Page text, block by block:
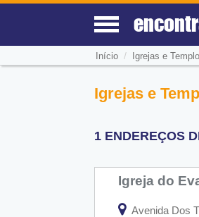
Início / Igrejas e
Igrejas e
1 ENDEREÇOS
Igreja do
Avenida Dos